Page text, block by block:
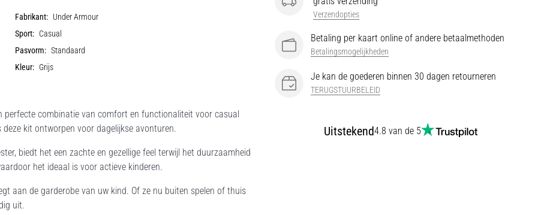
Verzendopties
Betaling per kaart online of andere betaalmethoden
Betalingsmogelijkheden
Je kan de goederen binnen 30 dagen retourneren
TERUGSTUURBELEID
Uitstekend4.8 van de 5
Fabrikant: Under Armour
Sport: Casual
Pasvorm: Standaard
Kleur: Grijs
perfecte combinatie van comfort en functionaliteit voor casual
kit ontworpen voor dagelijkse avonturen.
biedt het een zachte en gezellige feel terwijl het duurzaamheid
het ideaal is voor actieve kinderen.
aan de garderobe van uw kind. Of ze nu buiten spelen of thuis
uit.